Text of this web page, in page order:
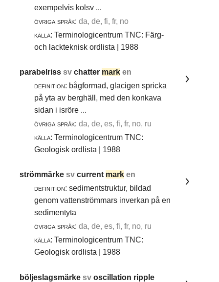
exempelvis kolsv ...
övriga språk: da, de, fi, fr, no
källa: Terminologicentrum TNC: Färg-
och lackteknisk ordlista | 1988
parabelrisssvchatter mark en
definition: bågformad, glacigen spricka
på yta av berghäll, med den konkava
sidan i isröre ...
övriga språk: da, de, es, fi, fr, no, ru
källa: Terminologicentrum TNC:
Geologisk ordlista | 1988
strömmärkesvcurrent mark en
definition: sedimentstruktur, bildad
genom vattenströmmars inverkan på en
sedimentyta
övriga språk: da, de, es, fi, fr, no, ru
källa: Terminologicentrum TNC:
Geologisk ordlista | 1988
böljeslagsmärkesvoscillation ripple